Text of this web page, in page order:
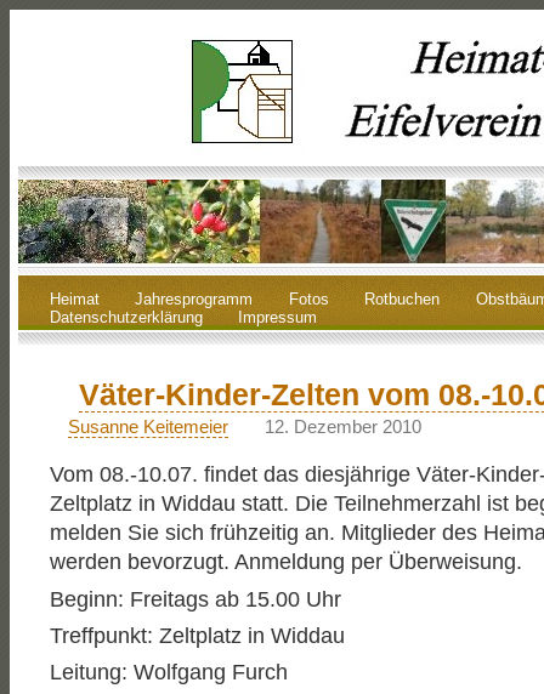
Heimat Jahresprogramm Fotos Rotbuchen
Datenschutzerklärung
Impressum
Väter-Kinder-Zelten vom 08.-
Susanne Keitemeier 12. Dezember 2010
Vom 08.-10.07. findet das diesjährige Väter-
Zeltplatz in Widdau statt. Die Teilnehmerzahl ist
melden Sie sich frühzeitig an. Mitglieder des
werden bevorzugt. Anmeldung per Überweisung.
Beginn: Freitags ab 15.00 Uhr
Treffpunkt: Zeltplatz in Widdau
Leitung: Wolfgang Furch